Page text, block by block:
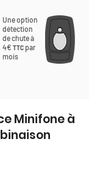
Une option
détection
de chute à
4€ TTC par
mois
Minifone à